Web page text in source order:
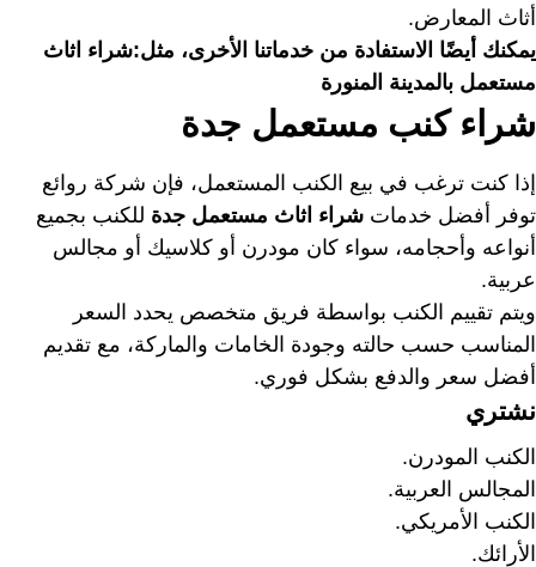
أثاث المعارض.
يمكنك أيضًا الاستفادة من خدماتنا الأخرى، مثل:شراء اثاث
مستعمل بالمدينة المنورة
شراء كنب مستعمل جدة
إذا كنت ترغب في بيع الكنب المستعمل، فإن شركة روائع
توفر أفضل خدمات شراء اثاث مستعمل جدة للكنب بجميع
أنواعه وأحجامه، سواء كان مودرن أو كلاسيك أو مجالس
عربية.
ويتم تقييم الكنب بواسطة فريق متخصص يحدد السعر
المناسب حسب حالته وجودة الخامات والماركة، مع تقديم
أفضل سعر والدفع بشكل فوري.
نشتري
الكنب المودرن.
المجالس العربية.
الكنب الأمريكي.
الأرائك.